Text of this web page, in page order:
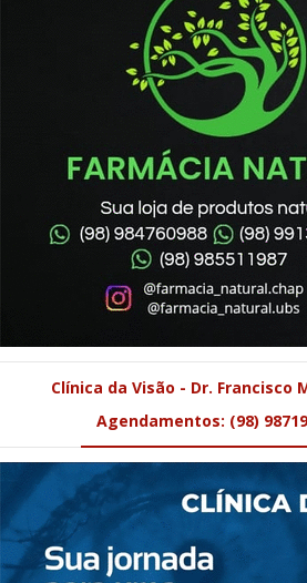
Clínica da Visão - Dr. Francisco
Agendamentos: (98)